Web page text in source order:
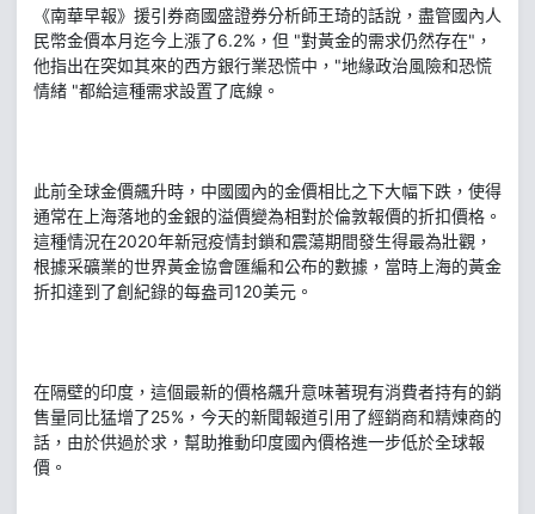
《南華早報》援引券商國盛證券分析師王琦的話說，盡管國內人
民幣金價本月迄今上漲了6.2%，但 "對黃金的需求仍然存在"，
他指出在突如其來的西方銀行業恐慌中，"地緣政治風險和恐慌
情緒 "都給這種需求設置了底線。
此前全球金價飆升時，中國國內的金價相比之下大幅下跌，使得
通常在上海落地的金銀的溢價變為相對於倫敦報價的折扣價格。
這種情況在2020年新冠疫情封鎖和震蕩期間發生得最為壯觀，
根據采礦業的世界黃金協會匯編和公布的數據，當時上海的黃金
折扣達到了創紀錄的每盎司120美元。
在隔壁的印度，這個最新的價格飆升意味著現有消費者持有的銷
售量同比猛增了25%，今天的新聞報道引用了經銷商和精煉商的
話，由於供過於求，幫助推動印度國內價格進一步低於全球報
價。